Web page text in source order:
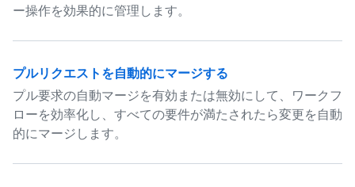
ー操作を効果的に管理します。
プルリクエストを自動的にマージする
プル要求の自動マージを有効または無効にして、ワークフ
ローを効率化し、すべての要件が満たされたら変更を自動
的にマージします。